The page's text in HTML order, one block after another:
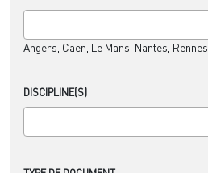
Angers, Caen, Le Mans, Nantes, Rennes
DISCIPLINE(S)